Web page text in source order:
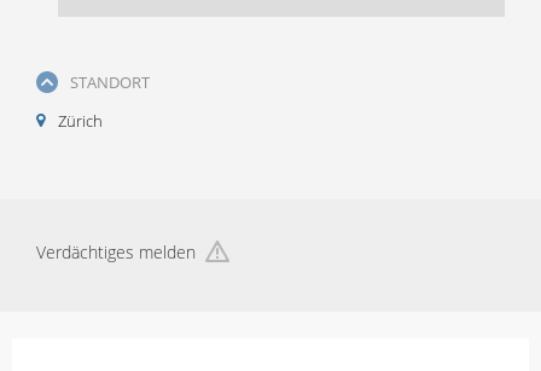
STANDORT
Zürich
Verdächtiges melden